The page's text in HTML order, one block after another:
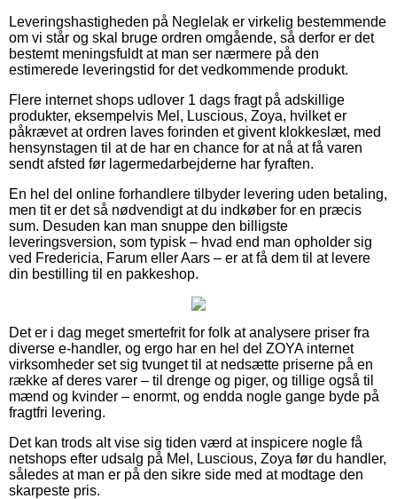
Leveringshastigheden på Neglelak er virkelig bestemmende
om vi står og skal bruge ordren omgående, så derfor er det
bestemt meningsfuldt at man ser nærmere på den
estimerede leveringstid for det vedkommende produkt.
Flere internet shops udlover 1 dags fragt på adskillige
produkter, eksempelvis Mel, Luscious, Zoya, hvilket er
påkrævet at ordren laves forinden et givent klokkeslæt, med
hensynstagen til at de har en chance for at nå at få varen
sendt afsted før lagermedarbejderne har fyraften.
En hel del online forhandlere tilbyder levering uden betaling,
men tit er det så nødvendigt at du indkøber for en præcis
sum. Desuden kan man snuppe den billigste
leveringsversion, som typisk – hvad end man opholder sig
ved Fredericia, Farum eller Aars – er at få dem til at levere
din bestilling til en pakkeshop.
Det er i dag meget smertefrit for folk at analysere priser fra
diverse e-handler, og ergo har en hel del ZOYA internet
virksomheder set sig tvunget til at nedsætte priserne på en
række af deres varer – til drenge og piger, og tillige også til
mænd og kvinder – enormt, og endda nogle gange byde på
fragtfri levering.
Det kan trods alt vise sig tiden værd at inspicere nogle få
netshops efter udsalg på Mel, Luscious, Zoya før du handler,
således at man er på den sikre side med at modtage den
skarpeste pris.